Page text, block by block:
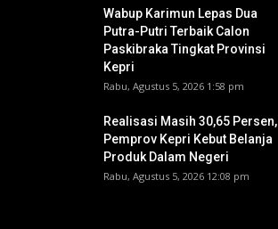
Wabup Karimun Lepas Dua
Putra-Putri Terbaik Calon
Paskibraka Tingkat Provinsi
Kepri
Rabu, Agustus 5, 2026 1:58 pm
Realisasi Masih 30,65 Persen,
Pemprov Kepri Kebut Belanja
Produk Dalam Negeri
Rabu, Agustus 5, 2026 12:08 pm